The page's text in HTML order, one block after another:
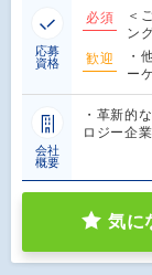
応募
資格
必須
＜
ン
歓迎
・
ー
会社
概要
・革新的
ロジー企
気に